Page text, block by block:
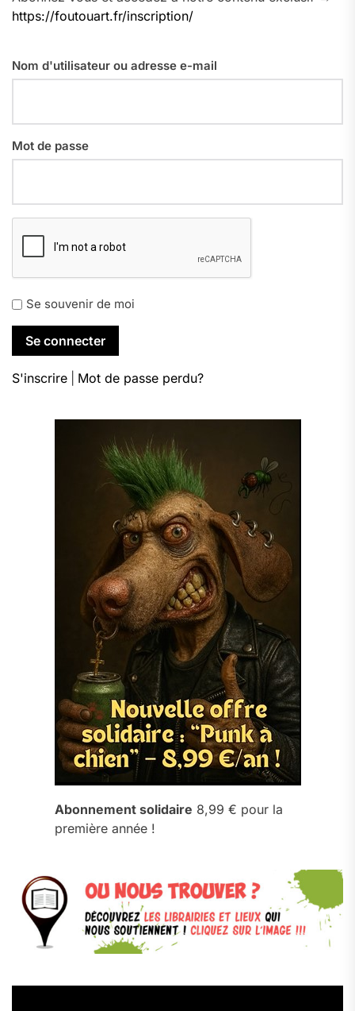
https://foutouart.fr/inscription/
Nom d'utilisateur ou adresse e-mail
Mot de passe
Se souvenir de moi
S'inscrire Mot de passe perdu?
Abonnement solidaire 8,99 € pour la
première année !